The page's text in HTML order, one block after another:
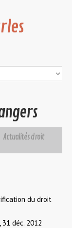
Actualités droit
du droit
31 déc. 2012